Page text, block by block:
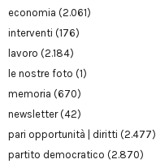
economia (2.061)
interventi (176)
lavoro (2.184)
le nostre foto (1)
memoria (670)
newsletter(42)
pari opportunità | diritti (2.477)
partito democratico (2.870)